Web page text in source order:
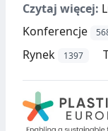
Czytaj więcej:
Konferencje
Rynek 1397